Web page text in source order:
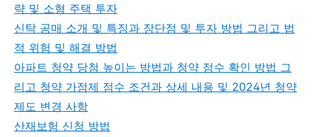
략 및 소형 주택 투자
신탁 공매 소개 및 특징과 장단점 및 투자 방법 그리고 법
적 위험 및 해결 방법
아파트 청약 당첨 높이는 방법과 청약 점수 확인 방법 그
리고 청약 가점제 점수 조건과 상세 내용 및 2024년 청약
제도 변경 사항
산재보험 신청 방법